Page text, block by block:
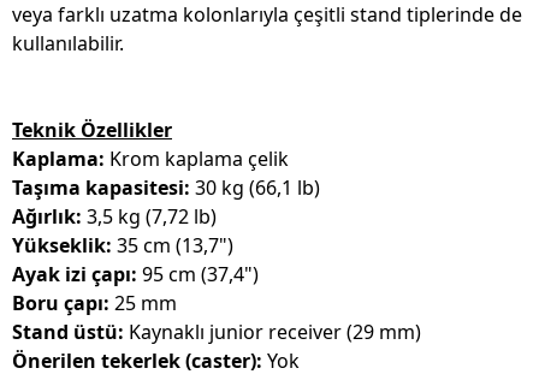
veya farklı uzatma kolonlarıyla çeşitli stand tiplerinde de
kullanılabilir.
Teknik Özellikler
Kaplama: Krom kaplama çelik
Taşıma kapasitesi: 30 kg (66,1 lb)
Ağırlık: 3,5 kg (7,72 lb)
Yükseklik: 35 cm (13,7")
Ayak izi çapı: 95 cm (37,4")
Boru çapı: 25 mm
Stand üstü: Kaynaklı junior receiver (29 mm)
Önerilen tekerlek (caster): Yok